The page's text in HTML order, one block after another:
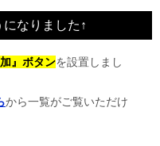
なりました↑
』ボタンを設置しまし
から一覧がご覧いただけ